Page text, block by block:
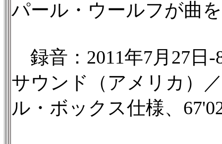
パール・ウールフが曲
録音：2011年7月27日
サウンド（アメリカ）
ル・ボックス仕様、